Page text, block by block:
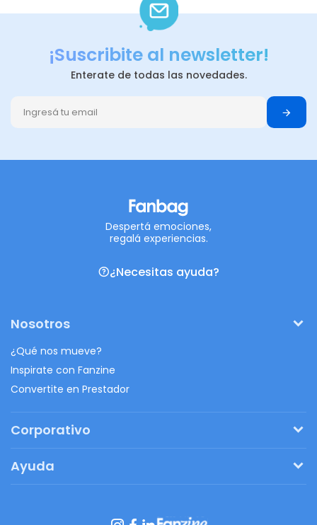
¡Suscribite al newsletter!
Enterate de todas las novedades.
Despertá emociones,
regalá experiencias.
¿Necesitas ayuda?
Nosotros
¿Qué nos mueve?
Inspirate con Fanzine
Convertite en Prestador
Corporativo
Regalos originales
Ayuda